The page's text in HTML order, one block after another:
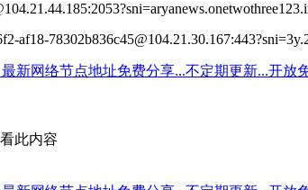
af18-
此内容